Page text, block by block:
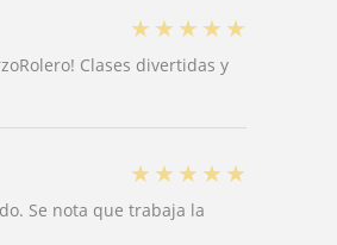
★ ★ ★ ★ ★
Clases divertidas y
★ ★ ★ ★ ★
Se nota que trabaja la